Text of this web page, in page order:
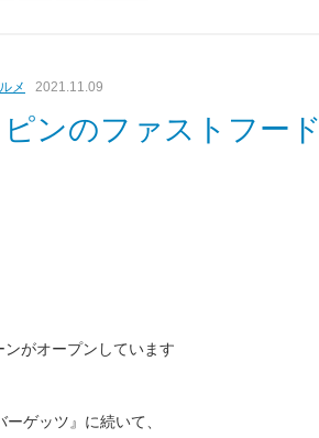
メ 2021.11.09
ンのファストフード
がオープンしています
ゲッツ』に続いて、